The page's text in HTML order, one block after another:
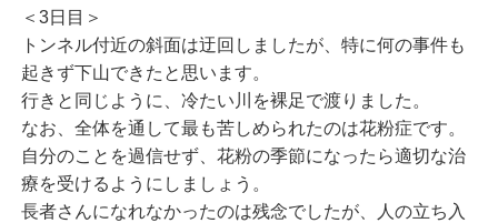
＜3日目＞
トンネル付近の斜面は迂回しましたが、特に何の事件も
起きず下山できたと思います。
行きと同じように、冷たい川を裸足で渡りました。
なお、全体を通して最も苦しめられたのは花粉症です。
自分のことを過信せず、花粉の季節になったら適切な治
療を受けるようにしましょう。
長者さんになれなかったのは残念でしたが、人の立ち入